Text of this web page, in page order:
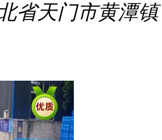
省天门市黄潭镇